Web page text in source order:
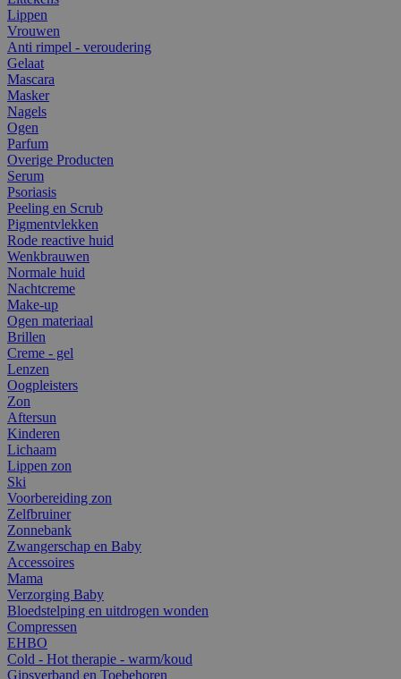
Lippen
Vrouwen
Anti rimpel - veroudering
Gelaat
Mascara
Masker
Nagels
Ogen
Parfum
Overige Producten
Serum
Psoriasis
Peeling en Scrub
Pigmentvlekken
Rode reactive huid
Wenkbrauwen
Normale huid
Nachtcreme
Make-up
Ogen materiaal
Brillen
Creme - gel
Lenzen
Oogpleisters
Zon
Aftersun
Kinderen
Lichaam
Lippen zon
Ski
Voorbereiding zon
Zelfbruiner
Zonnebank
Zwangerschap en Baby
Accessoires
Mama
Verzorging Baby
Bloedstelping en uitdrogen wonden
Compressen
EHBO
Cold - Hot therapie - warm/koud
Gipsverband en Toebehoren